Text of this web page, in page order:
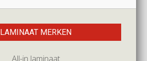
LAMINAAT MERKEN
All-in laminaat